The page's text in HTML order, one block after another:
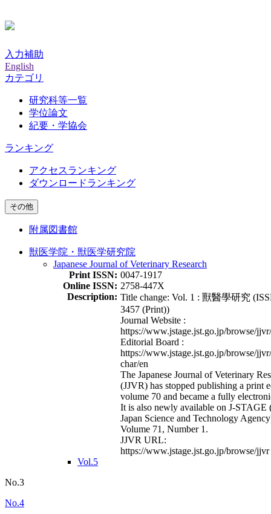
入力補助
English
カテゴリ
研究科等一覧
学位論文
紀要・学協会
ランキング
アクセスランキング
ダウンロードランキング
その他
附属図書館
獣医学院・獣医学研究院
Japanese Journal of Veterinary Research
Print ISSN: 0047-1917
Online ISSN: 2758-447X
Description: Title change: Vol. 1 : 獸醫學研究
3457 (Print))
Journal Website :
https://www.jstage.jst.go.jp/browse/
Editorial Board :
https://www.jstage.jst.go.jp/browse/
char/en
The Japanese Journal of Veterinary
(JJVR) has stopped publishing a print
volume 70 and became a fully
It is also newly available on J-STAGE
Japan Science and Technology
Volume 71, Number 1.
JJVR URL:
https://www.jstage.jst.go.jp/browse/jjvr
Vol.5
No.3
No.4